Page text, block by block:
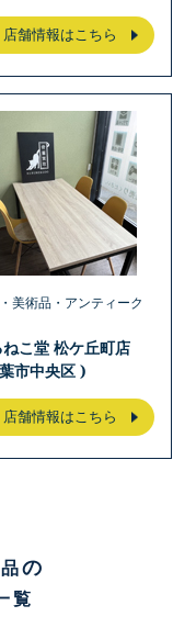
店舗情報はこちら
美術品・アンティーク
こ堂 松ケ丘町店
市中央区 )
店舗情報はこちら
の
覧